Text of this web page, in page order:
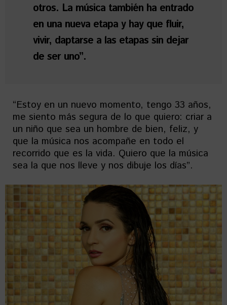
otros. La música también ha entrado
en una nueva etapa y hay que fluir,
vivir, daptarse a las etapas sin dejar
de ser uno”.
“Estoy en un nuevo momento, tengo 33 años,
me siento más segura de lo que quiero: criar a
un niño que sea un hombre de bien, feliz, y
que la música nos acompañe en todo el
recorrido que es la vida. Quiero que la música
sea la que nos lleve y nos dibuje los días”.